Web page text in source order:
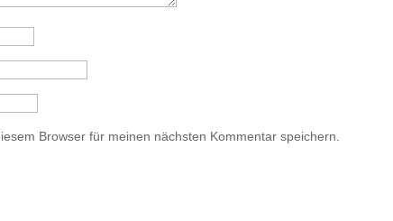
Browser für meinen nächsten Kommentar speichern.